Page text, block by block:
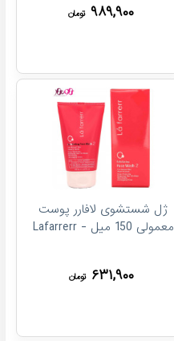
۹۸۹,۹۰۰ تومان
ژل شستشوی لافارر پوست
معمولی 150 میل - Lafarrerr
۶۳۱,۹۰۰ تومان